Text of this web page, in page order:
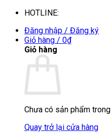
dung
HOTLINE:
Đăng nhập / Đăng ký
Giỏ hàng / 0₫
Giỏ hàng
Chưa có sản phẩm trong
Quay trở lại cửa hàng